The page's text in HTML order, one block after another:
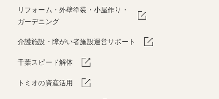
リフォーム・外壁塗装・小屋作り・
ガーデニング
介護施設・障がい者施設運営サポート
千葉スピード解体
トミオの資産活用